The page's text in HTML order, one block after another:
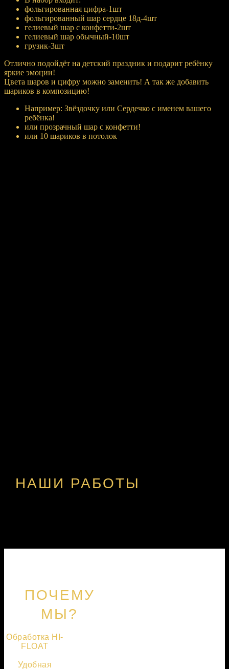
фольгированная цифра-1шт
фольгированный шар сердце 18д-4шт
гелиевый шар с конфетти-2шт
гелиевый шар обычный-10шт
грузик-3шт
Отлично подойдёт на детский праздник и подарит ребёнку
яркие эмоции!
Цвета шаров и цифру можно заменить! А так же добавить
шариков в композицию!
Например: Звёздочку или Сердечко с именем вашего
ребёнка!
или прозрачный шар с конфетти!
или 10 шариков в потолок
ПОЧЕМУ
МЫ?
Обработка HI-
FLOAT
Удобная
НАШИ РАБОТЫ